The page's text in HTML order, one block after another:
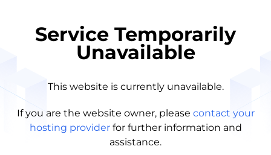
Service Temporarily
Unavailable
This website is currently unavailable.
If you are the website owner, please contact your
hosting provider for further information and
assistance.